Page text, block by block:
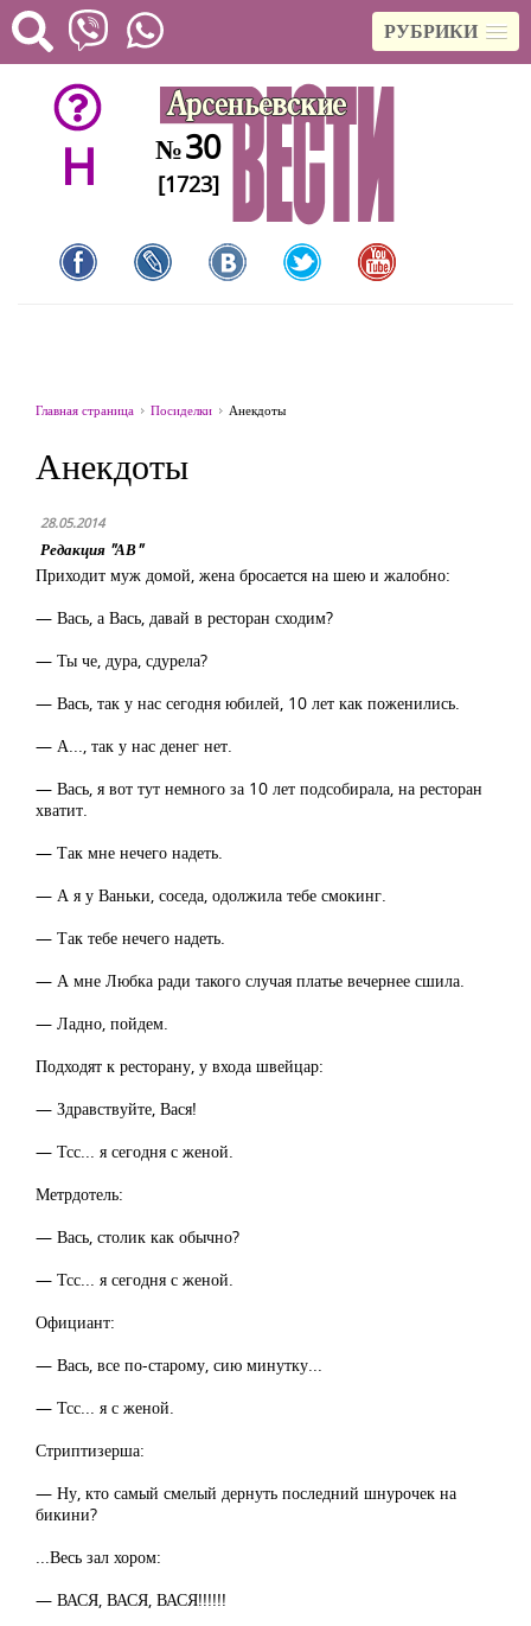
РУБРИКИ
H №30
[1723]
Главная страница Посиделки Анекдоты
Анекдоты
28.05.2014
Редакция "АВ"
Приходит муж домой, жена бросается на шею и жалобно:
— Вась, а Вась, давай в ресторан сходим?
— Ты че, дура, сдурела?
— Вась, так у нас сегодня юбилей, 10 лет как поженились.
— А..., так у нас денег нет.
— Вась, я вот тут немного за 10 лет подсобирала, на ресторан
хватит.
— Так мне нечего надеть.
— А я у Ваньки, соседа, одолжила тебе смокинг.
— Так тебе нечего надеть.
— А мне Любка ради такого случая платье вечернее сшила.
— Ладно, пойдем.
Подходят к ресторану, у входа швейцар:
— Здравствуйте, Вася!
— Тсс... я сегодня с женой.
Метрдотель:
— Вась, столик как обычно?
— Тсс... я сегодня с женой.
Официант:
— Вась, все по-старому, сию минутку...
— Тсс... я с женой.
Стриптизерша:
— Ну, кто самый смелый дернуть последний шнурочек на
бикини?
...Весь зал хором:
— ВАСЯ, ВАСЯ, ВАСЯ!!!!!!